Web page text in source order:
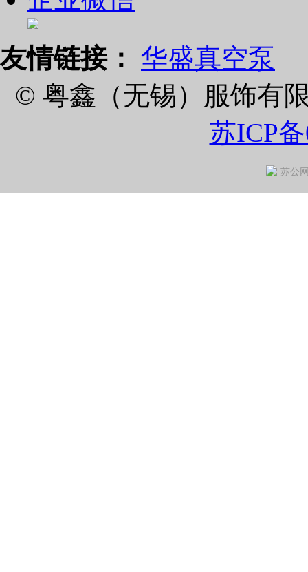
友情链接： 华盛真空泵
© 粤鑫（无锡）服饰有
苏ICP
苏公